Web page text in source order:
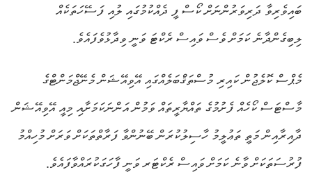
ބައިވެރިވާ ދަރިވަރުންނަށް ކޯސް ފީ ދެއްކުމުގައި ލުއި ފަސޭހަތަކެއް
ލިބިގެންދާނެ ކަމަށް ވެސް ވައިސް ރެކްޓަ ވަނީ ވިދާޅުވެފައެވެ.
މެޕްސް ކޮލެޖުން ކައިރި މުސްތަޤްބަލެއްގައި އޭވިއޭޝަން މެނޭޖްމަންޓްގެ
މާސްޓަސް ކޯހެއް ފެށުމުގެ ތައްޔާރީތައް ވަމުން އަންނަކަމަށާއި މިއީ އޭވިއޭޝަން
ދާއިރާއިން މަތީ ތަޢުލީމު ހާސިލުކުރަން ބޭނުންވާ ފަރާތްތަކަށް ވަރަށް މުހިއްމު
ފުރުސަތަކަށް ވާނެ ކަމަށް ވައިސް ރެކްޓަރ ވަނީ ފާހަގަކުރައްވާފައެވެ.